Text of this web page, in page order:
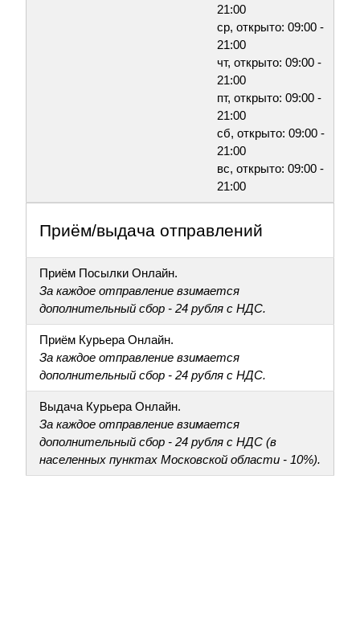
21:00
ср, открыто: 09:00 -
21:00
чт, открыто: 09:00 -
21:00
пт, открыто: 09:00 -
21:00
сб, открыто: 09:00 -
21:00
вс, открыто: 09:00 -
21:00
Приём/выдача отправлений
Приём Посылки Онлайн.
За каждое отправление взимается
дополнительный сбор - 24 рубля с НДС.
Приём Курьера Онлайн.
За каждое отправление взимается
дополнительный сбор - 24 рубля с НДС.
Выдача Курьера Онлайн.
За каждое отправление взимается
дополнительный сбор - 24 рубля с НДС (в
населенных пунктах Московской области - 10%).